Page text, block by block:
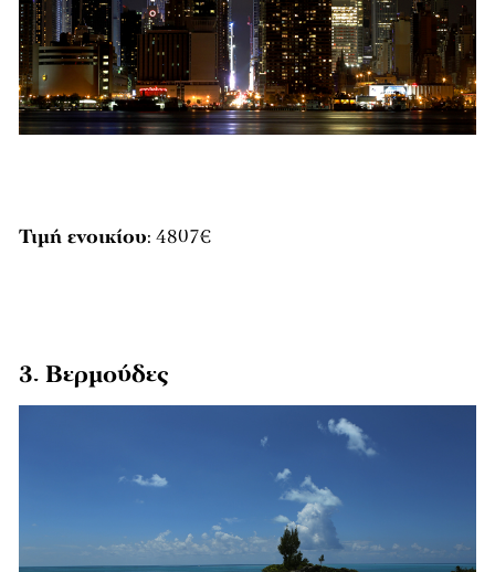
Τιμή ενοικίου: 4807€
3. Βερμούδες